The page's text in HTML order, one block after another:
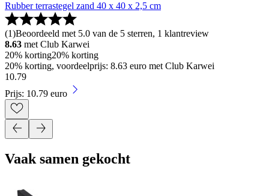
Rubber terrastegel zand 40 x 40 x 2,5 cm
(1)Beoordeeld met 5.0 van de 5 sterren, 1 klantreview
8.63 met Club Karwei
20% korting20% korting
20% korting, voordeelprijs: 8.63 euro met Club Karwei
10.79
Prijs: 10.79 euro
Vaak samen gekocht